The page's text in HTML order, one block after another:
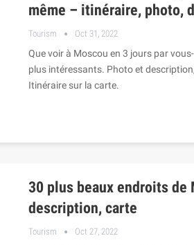
même – itinéraire, photo,
Tourism Oct 31, 2022
Que voir à Moscou en 3 jours par
plus intéressants. Photo et
Itinéraire sur la carte.
30 plus beaux endroits de
description, carte
Tourism Oct 27, 2022